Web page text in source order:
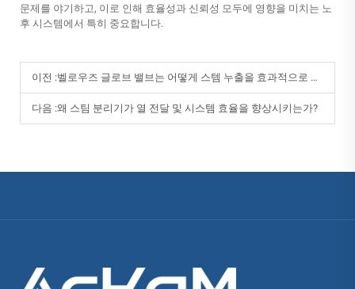
문제를 야기하고, 이로 인해 효율성과 신뢰성 모두에 영향을 미치는 노
후 시스템에서 특히 중요합니다.
이전 :벨로우즈 글로브 밸브는 어떻게 스템 누출을 효과적으로 방지하나요?
다음 :왜 스팀 분리기가 열 전달 및 시스템 효율을 향상시키는가?